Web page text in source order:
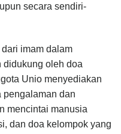
secara sendiri-
imam dalam
didukung oleh doa
Unio menyediakan
pengalaman dan
mencintai manusia
dan doa kelompok yang